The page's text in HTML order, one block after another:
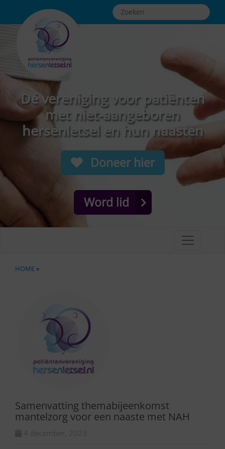
Dé vereniging voor patiënten
met niet-aangeboren
hersenletsel en hun naasten
Doneer hier
Word lid
HOME »
Samenvatting themabijeenkomst
mantelzorg voor een naaste met NAH